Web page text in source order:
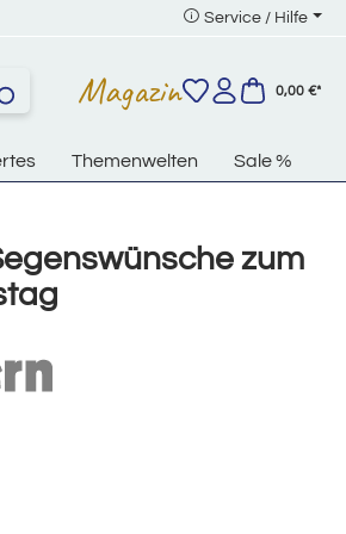
Service / Hilfe
Magazin 0,00 €*
Themenwelten Sale %
zum